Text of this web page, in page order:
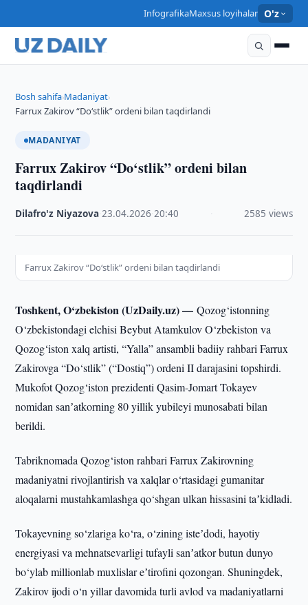
InfografikaMaxsus loyihalar O'z
Bosh sahifa›Madaniyat›
Farrux Zakirov “Do‘stlik” ordeni bilan taqdirlandi
MADANIYAT
Farrux Zakirov “Do‘stlik” ordeni bilan
taqdirlandi
Dilafro'z Niyazova ·23.04.2026 ·20:40 2585 views
Farrux Zakirov “Do‘stlik” ordeni bilan taqdirlandi
Toshkent, O‘zbekiston (UzDaily.uz) —Qozog‘istonning
O‘zbekistondagi elchisi Beybut Atamkulov O‘zbekiston va
Qozog‘iston xalq artisti, “Yalla” ansambli badiiy rahbari Farrux
Zakirovga “Do‘stlik” (“Dostiq”) ordeni II darajasini topshirdi.
Mukofot Qozog‘iston prezidenti Qasim-Jomart Tokayev
nomidan sanʼatkorning 80 yillik yubileyi munosabati bilan
berildi.
Tabriknomada Qozog‘iston rahbari Farrux Zakirovning
madaniyatni rivojlantirish va xalqlar o‘rtasidagi gumanitar
aloqalarni mustahkamlashga qo‘shgan ulkan hissasini taʼkidladi.
Tokayevning so‘zlariga ko‘ra, o‘zining isteʼdodi, hayotiy
energiyasi va mehnatsevarligi tufayli sanʼatkor butun dunyo
bo‘ylab millionlab muxlislar eʼtirofini qozongan. Shuningdek,
Zakirov ijodi o‘n yillar davomida turli avlod va madaniyatlarni